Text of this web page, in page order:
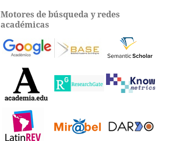
Motores de búsqueda y redes
académicas